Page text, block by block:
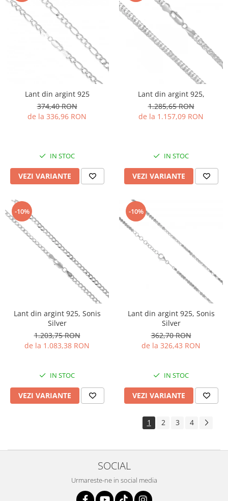
Lant din argint 925
374,40 RON
de la 336,96 RON
IN STOC
VEZI VARIANTE
Lant din argint 925,
1.285,65 RON
de la 1.157,09 RON
IN STOC
VEZI VARIANTE
-10%
Lant din argint 925, Sonis
Silver
1.203,75 RON
de la 1.083,38 RON
IN STOC
VEZI VARIANTE
-10%
Lant din argint 925, Sonis
Silver
362,70 RON
de la 326,43 RON
IN STOC
VEZI VARIANTE
1 2 3 4
SOCIAL
Urmareste-ne in social media